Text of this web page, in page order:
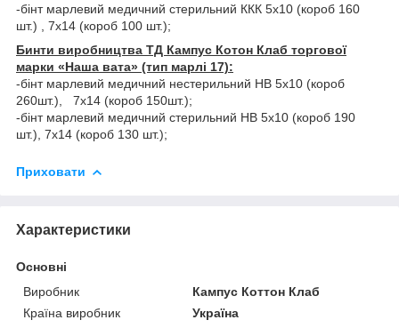
-бінт марлевий медичний стерильний ККК 5х10 (короб 160
шт.) , 7х14 (короб 100 шт.);
Бинти виробництва ТД Кампус Котон Клаб торгової
марки «Наша вата» (тип марлі 17):
-бінт марлевий медичний нестерильний НВ 5х10 (короб
260шт.), 7х14 (короб 150шт.);
-бінт марлевий медичний стерильний НВ 5х10 (короб 190
шт.), 7х14 (короб 130 шт.);
Приховати
Характеристики
Основні
Виробник
Кампус Коттон Клаб
Країна виробник
Україна